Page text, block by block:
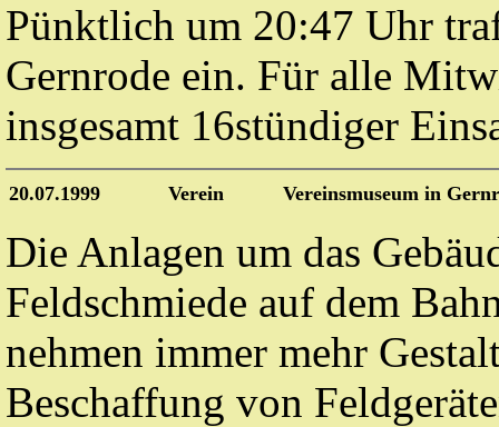
Pünktlich um 20:47 Uhr
Gernrode ein. Für alle
insgesamt 16stündiger
20.07.1999 Verein Vereinsmuseum in
Die Anlagen um das
Feldschmiede auf dem
nehmen immer mehr
Beschaffung von